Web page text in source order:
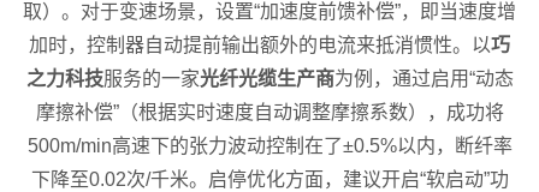
取）。对于变速场景，设置“加速度前馈补偿”，即当速度增
加时，控制器自动提前输出额外的电流来抵消惯性。以巧
之力科技服务的一家光纤光缆生产商为例，通过启用“动态
摩擦补偿”（根据实时速度自动调整摩擦系数），成功将
500m/min高速下的张力波动控制在了±0.5%以内，断纤率
下降至0.02次/千米。启停优化方面，建议开启“软启动”功